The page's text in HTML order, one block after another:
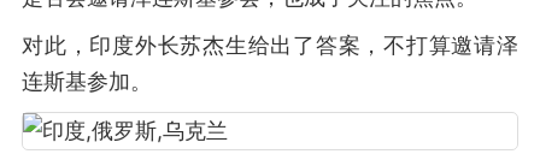
对此，印度外长苏杰生给出了答案，不打算邀请泽
连斯基参加。